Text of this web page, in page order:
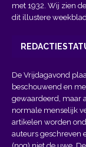
met 1932. Wij zien
dit illustere weekblad.
De Vrijdagavond
beschouwend en
gewaardeerd, maar
normale menselijk
artikelen worden
auteurs geschreven